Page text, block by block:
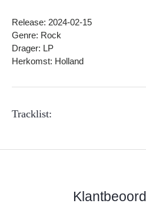
Release: 2024-02-15
Genre: Rock
Drager: LP
Herkomst: Holland
Tracklist: